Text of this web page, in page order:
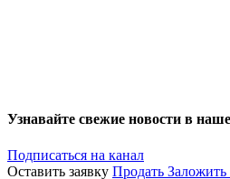
Узнавайте свежие новости в
Подписаться на канал
Оставить заявку Продать Заложить